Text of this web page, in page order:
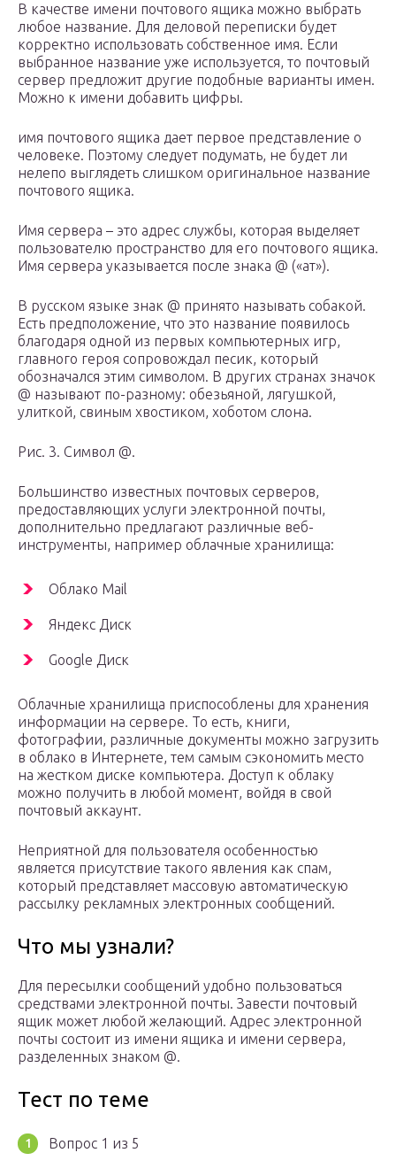
В качестве имени почтового ящика можно выбрать
любое название. Для деловой переписки будет
корректно использовать собственное имя. Если
выбранное название уже используется, то почтовый
сервер предложит другие подобные варианты имен.
Можно к имени добавить цифры.
имя почтового ящика дает первое представление о
человеке. Поэтому следует подумать, не будет ли
нелепо выглядеть слишком оригинальное название
почтового ящика.
Имя сервера – это адрес службы, которая выделяет
пользователю пространство для его почтового ящика.
Имя сервера указывается после знака @ («ат»).
В русском языке знак @ принято называть собакой.
Есть предположение, что это название появилось
благодаря одной из первых компьютерных игр,
главного героя сопровождал песик, который
обозначался этим символом. В других странах значок
@ называют по-разному: обезьяной, лягушкой,
улиткой, свиным хвостиком, хоботом слона.
Рис. 3. Символ @.
Большинство известных почтовых серверов,
предоставляющих услуги электронной почты,
дополнительно предлагают различные веб-
инструменты, например облачные хранилища:
Облако Mail
Яндекс Диск
Google Диск
Облачные хранилища приспособлены для хранения
информации на сервере. То есть, книги,
фотографии, различные документы можно загрузить
в облако в Интернете, тем самым сэкономить место
на жестком диске компьютера. Доступ к облаку
можно получить в любой момент, войдя в свой
почтовый аккаунт.
Неприятной для пользователя особенностью
является присутствие такого явления как спам,
который представляет массовую автоматическую
рассылку рекламных электронных сообщений.
Что мы узнали?
Для пересылки сообщений удобно пользоваться
средствами электронной почты. Завести почтовый
ящик может любой желающий. Адрес электронной
почты состоит из имени ящика и имени сервера,
разделенных знаком @.
Тест по теме
Вопрос 1 из 5